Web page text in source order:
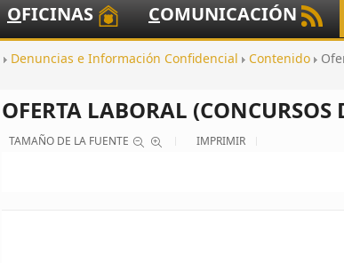
OFICINAS COMUNICACIÓN
Denuncias e Información Confidencial Contenido
OFERTA LABORAL (CONCURSOS
TAMAÑO DE LA FUENTE IMPRIMIR